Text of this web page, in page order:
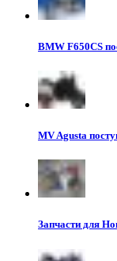
BMW F650CS
MV Agusta
Запчасти для